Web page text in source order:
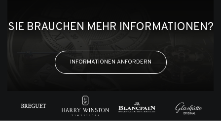
SIE BRAUCHEN MEHR INFORMATIONEN?
INFORMATIONEN ANFORDERN